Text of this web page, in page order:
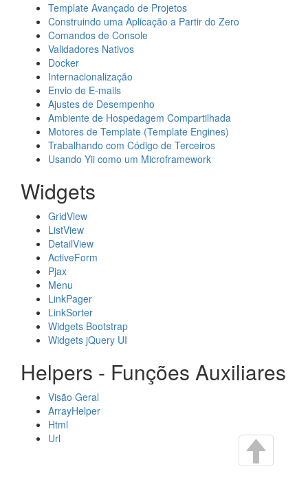
Template Avançado de Projetos
Construindo uma Aplicação a Partir do Zero
Comandos de Console
Validadores Nativos
Docker
Internacionalização
Envio de E-mails
Ajustes de Desempenho
Ambiente de Hospedagem Compartilhada
Motores de Template (Template Engines)
Trabalhando com Código de Terceiros
Usando Yii como um Microframework
Widgets
GridView
ListView
DetailView
ActiveForm
Pjax
Menu
LinkPager
LinkSorter
Widgets Bootstrap
Widgets jQuery UI
Helpers - Funções Auxiliares
Visão Geral
ArrayHelper
Html
Url